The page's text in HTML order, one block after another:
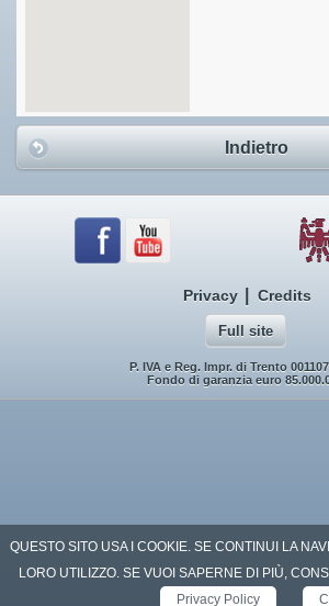
Indietro
Privacy Credits
Full site
P. IVA e Reg. Impr. di Trento
Fondo di garanzia euro
QUESTO SITO USA I COOKIE. SE CONTINUI LA
LORO UTILIZZO. SE VUOI SAPERNE DI PIÙ,
Privacy Policy